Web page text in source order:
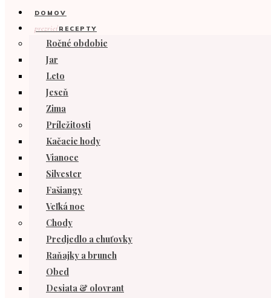
DOMOV
prezrieťRECEPTY
Ročné obdobie
Jar
Leto
Jeseň
Zima
Príležitosti
Kačacie hody
Vianoce
Silvester
Fašiangy
Veľká noc
Chody
Predjedlo a chuťovky
Raňajky a brunch
Obed
Desiata & olovrant